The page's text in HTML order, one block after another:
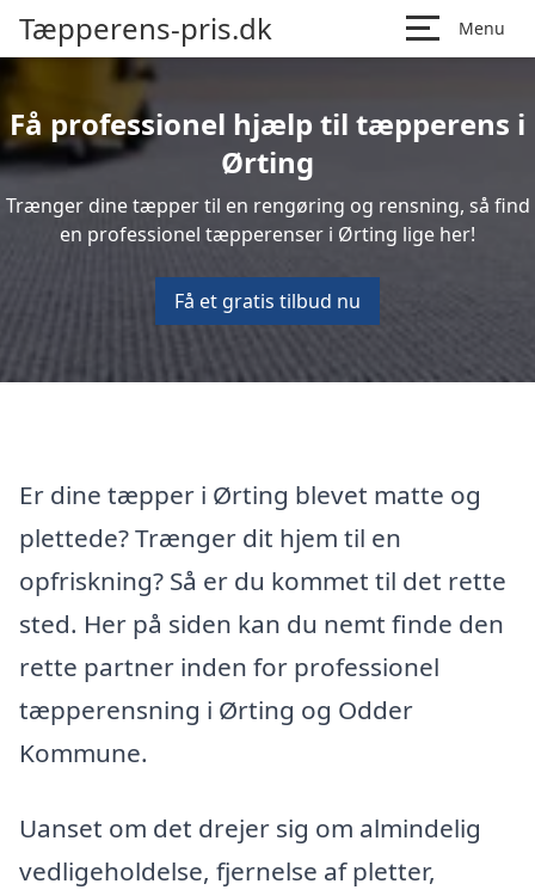
Tæpperens-pris.dk Menu
Få professionel hjælp til tæpperens i
Ørting
Trænger dine tæpper til en rengøring og rensning, så find
en professionel tæpperenser i Ørting lige her!
Få et gratis tilbud nu
Er dine tæpper i Ørting blevet matte og
plettede? Trænger dit hjem til en
opfriskning? Så er du kommet til det rette
sted. Her på siden kan du nemt finde den
rette partner inden for professionel
tæpperensning i Ørting og Odder
Kommune.
Uanset om det drejer sig om almindelig
vedligeholdelse, fjernelse af pletter,